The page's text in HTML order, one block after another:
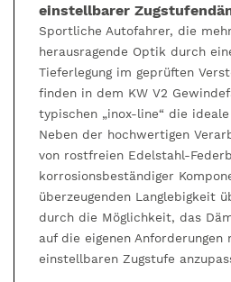
einstellbarer
Sportliche Autofahrer, die
herausragende Optik durch
Tieferlegung im geprüften
finden in dem KW V2
typischen „inox-line“ die
Neben der hochwertigen
von rostfreien Edelstahl-
korrosionsbeständiger
überzeugenden Langlebigkeit
durch die Möglichkeit, das
auf die eigenen
einstellbaren Zugstufe